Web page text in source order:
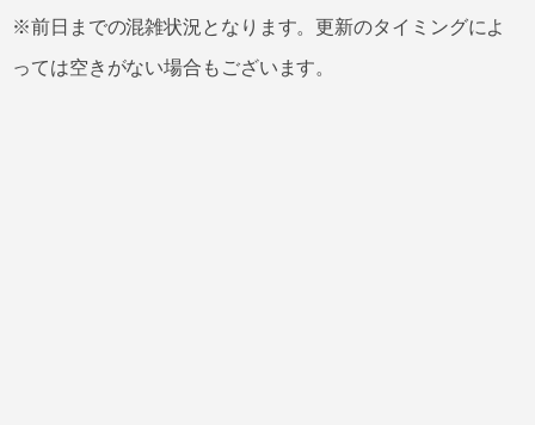
※前日までの混雑状況となります。更新のタイミングによ
っては空きがない場合もございます。